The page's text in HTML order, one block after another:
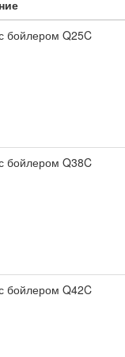
бойлером Q25C
бойлером Q38C
бойлером Q42C